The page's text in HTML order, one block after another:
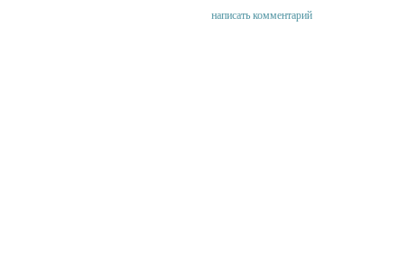
написать комментарий